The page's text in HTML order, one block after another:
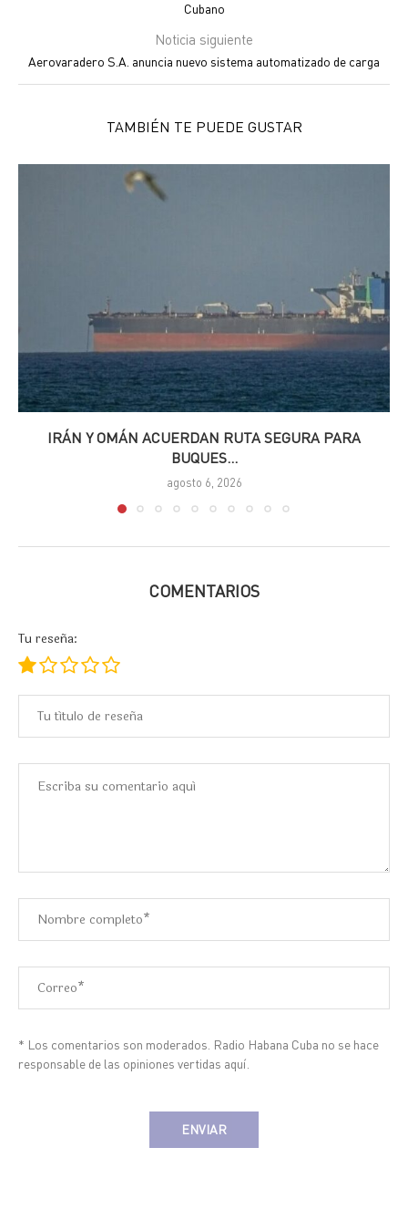
Cubano
Noticia siguiente
Aerovaradero S.A. anuncia nuevo sistema automatizado de carga
TAMBIÉN TE PUEDE GUSTAR
IRÁN Y OMÁN ACUERDAN RUTA SEGURA PARA
BUQUES...
agosto 6, 2026
COMENTARIOS
Tu reseña:
* Los comentarios son moderados. Radio Habana Cuba no se hace
responsable de las opiniones vertidas aquí.